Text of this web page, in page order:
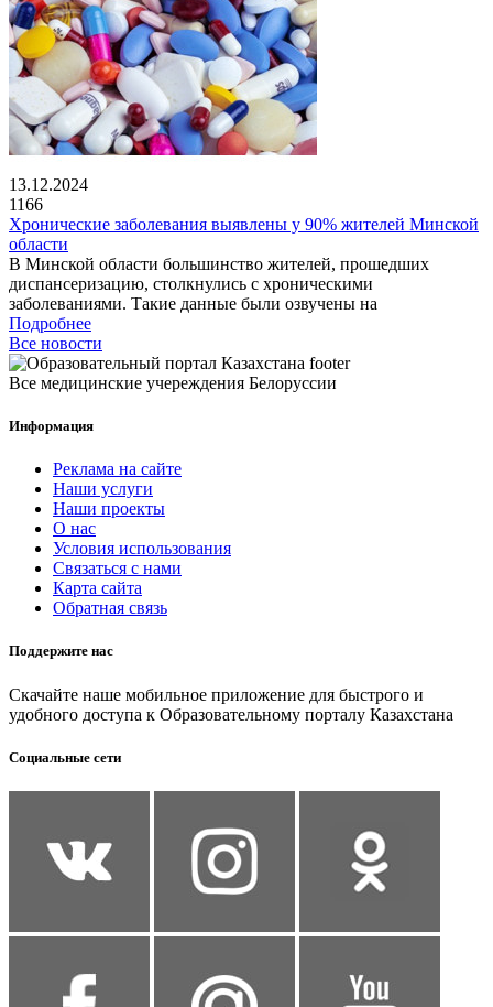
13.12.2024
1166
Хронические заболевания выявлены у 90% жителей Минской
области
В Минской области большинство жителей, прошедших
диспансеризацию, столкнулись с хроническими
заболеваниями. Такие данные были озвучены на
Подробнее
Все новости
Все медицинские учереждения Белоруссии
Информация
Реклама на сайте
Наши услуги
Наши проекты
О нас
Условия использования
Связаться с нами
Карта сайта
Обратная связь
Поддержите нас
Скачайте наше мобильное приложение для быстрого и
удобного доступа к Образовательному порталу Казахстана
Социальные сети